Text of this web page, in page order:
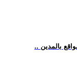
بالمدين